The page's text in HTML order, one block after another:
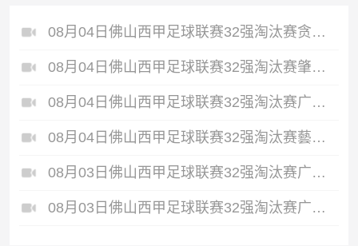
08月04日佛山西甲足球联赛32强淘汰赛贪玩游戏VS美的薪火全场录像
08月04日佛山西甲足球联赛32强淘汰赛肇庆恒骏成VS三七互娱全场录像
08月04日佛山西甲足球联赛32强淘汰赛广东西南建设VS香港圣徒全场录像
08月04日佛山西甲足球联赛32强淘汰赛藝品高國際VS湛江狂狼·粵辉能源全场录像
08月03日佛山西甲足球联赛32强淘汰赛广东客家青年VS广州英华思力U17全场录像
08月03日佛山西甲足球联赛32强淘汰赛广州蜀地红VS广州戴拿模全场录像